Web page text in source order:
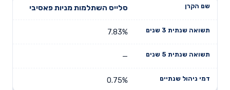
סלייס השתלמות מניות פאסיבי
7.83%
—
0.75%